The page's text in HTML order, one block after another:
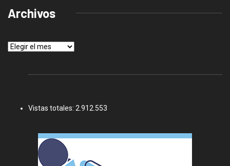
Archivos
Archivos
Vistas totales: 2.912.553